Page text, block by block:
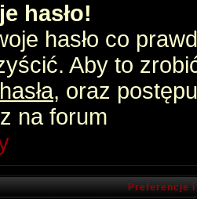
hasło!
hasło co
Aby to
, oraz
na forum
Preferencje